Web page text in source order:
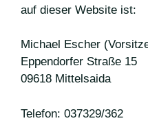
auf dieser Website ist:
Michael Escher
Eppendorfer Straße 15
09618 Mittelsaida
Telefon: 037329/362